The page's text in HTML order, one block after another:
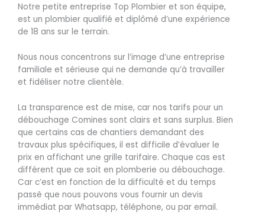
Notre petite entreprise Top Plombier et son équipe,
est un plombier qualifié et diplômé d’une expérience
de 18 ans sur le terrain.
Nous nous concentrons sur l’image d’une entreprise
familiale et sérieuse qui ne demande qu’à travailler
et fidéliser notre clientèle.
La transparence est de mise, car nos tarifs pour un
débouchage Comines sont clairs et sans surplus. Bien
que certains cas de chantiers demandant des
travaux plus spécifiques, il est difficile d’évaluer le
prix en affichant une grille tarifaire. Chaque cas est
différent que ce soit en plomberie ou débouchage.
Car c’est en fonction de la difficulté et du temps
passé que nous pouvons vous fournir un devis
immédiat par Whatsapp, téléphone, ou par email.